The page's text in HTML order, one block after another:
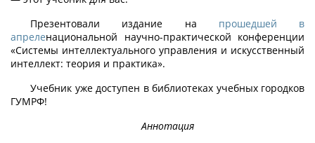
Презентовали издание на прошедшей в
апреленациональной научно-практической конференции
«Системы интеллектуального управления и искусственный
интеллект: теория и практика».
Учебник уже доступен в библиотеках учебных городков
ГУМРФ!
Аннотация